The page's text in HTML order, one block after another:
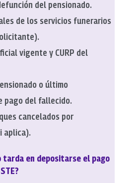
del pensionado.
de los servicios funerarios
vigente y CURP del
o último
pago del fallecido.
cancelados por
aplica).
tarda en depositarse el pago